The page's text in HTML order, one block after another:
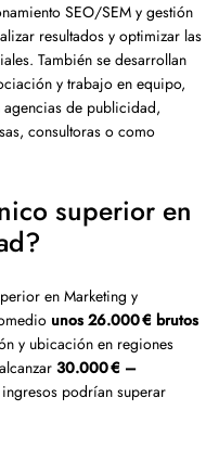
SEO/SEM y gestión
resultados y optimizar las
También se desarrollan
y trabajo en equipo,
de publicidad,
consultoras o como
superior en
en Marketing y
unos 26.000 € brutos
y ubicación en regiones
30.000 € –
podrían superar